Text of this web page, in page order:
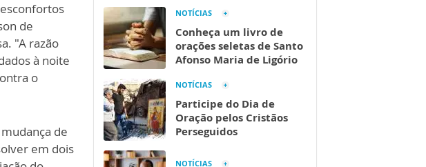
de
"A razão
à noite
o
de
em dois
NOTÍCIAS
Conheça um livro de
orações seletas de Santo
Afonso Maria de Ligório
NOTÍCIAS
Participe do Dia de
Oração pelos Cristãos
Perseguidos
NOTÍCIAS